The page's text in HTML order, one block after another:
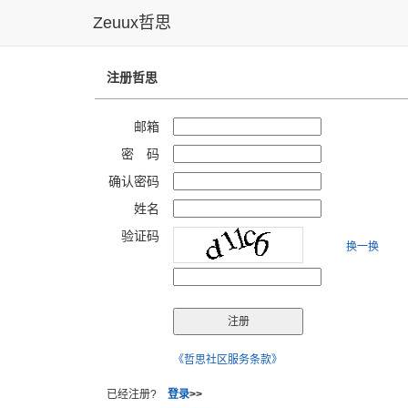
Zeuux哲思
注册哲思
邮箱
密 码
确认密码
姓名
验证码
换一换
《哲思社区服务条款》
已经注册? 登录>>